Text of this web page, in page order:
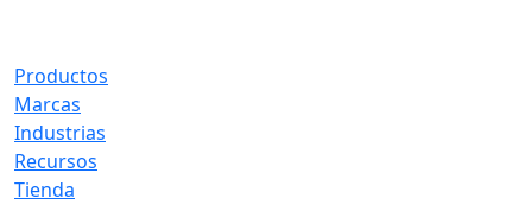
Productos
Marcas
Industrias
Recursos
Tienda